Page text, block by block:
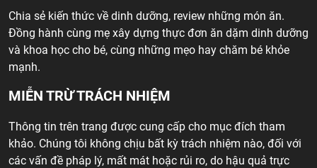
Chia sẻ kiến thức về dinh dưỡng, review những món ăn.
Đồng hành cùng mẹ xây dựng thực đơn ăn dặm dinh dưỡng
và khoa học cho bé, cùng những mẹo hay chăm bé khỏe
mạnh.
MIỄN TRỪ TRÁCH NHIỆM
Thông tin trên trang được cung cấp cho mục đích tham
khảo. Chúng tôi không chịu bất kỳ trách nhiệm nào, đối với
các vấn đề pháp lý, mất mát hoặc rủi ro, do hậu quả trực